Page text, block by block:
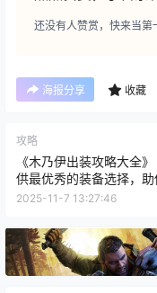
还没有人赞赏，快来当第
海报分享 收藏
攻略
《木乃伊出装攻略大全
供最优秀的装备选择，助
端游中成为无敌的木乃伊
2025-11-7 13:27:46